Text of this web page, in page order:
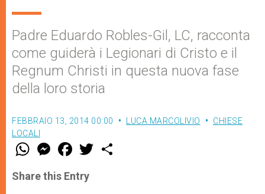
Padre Eduardo Robles-Gil, LC, racconta
come guiderà i Legionari di Cristo e il
Regnum Christi in questa nuova fase
della loro storia
FEBBRAIO 13, 2014 00:00 LUCA MARCOLIVIO
CHIESE
LOCALI
W
t
s
M
e
s
e
F
a
e
b
w
Share this Entry